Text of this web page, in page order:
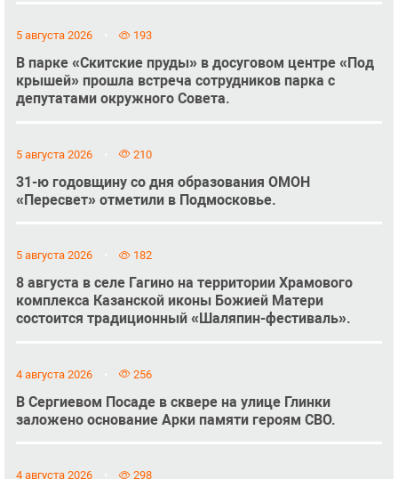
5 августа 2026 193
В парке «Скитские пруды» в досуговом центре «Под
крышей» прошла встреча сотрудников парка с
депутатами окружного Совета.
5 августа 2026 210
31-ю годовщину со дня образования ОМОН
«Пересвет» отметили в Подмосковье.
5 августа 2026 182
8 августа в селе Гагино на территории Храмового
комплекса Казанской иконы Божией Матери
состоится традиционный «Шаляпин-фестиваль».
4 августа 2026 256
В Сергиевом Посаде в сквере на улице Глинки
заложено основание Арки памяти героям СВО.
4 августа 2026 298